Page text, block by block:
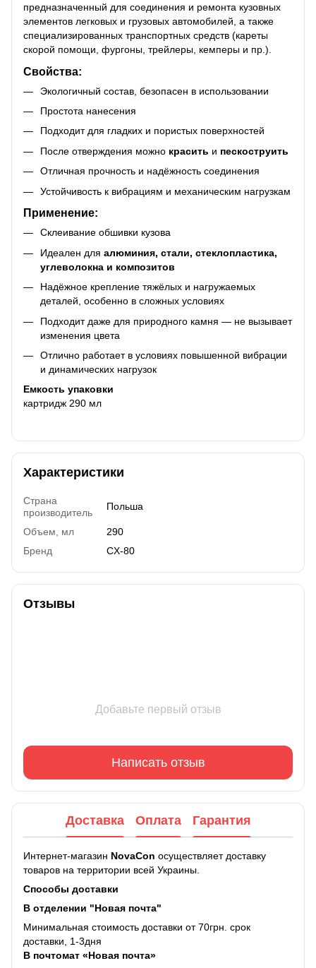
предназначенный для соединения и ремонта кузовных
элементов легковых и грузовых автомобилей, а также
специализированных транспортных средств (кареты
скорой помощи, фургоны, трейлеры, кемперы и пр.).
Свойства:
Экологичный состав, безопасен в использовании
Простота нанесения
Подходит для гладких и пористых поверхностей
После отверждения можно красить и пескоструить
Отличная прочность и надёжность соединения
Устойчивость к вибрациям и механическим нагрузкам
Применение:
Склеивание обшивки кузова
Идеален для алюминия, стали, стеклопластика,
углеволокна и композитов
Надёжное крепление тяжёлых и нагружаемых
деталей, особенно в сложных условиях
Подходит даже для природного камня — не вызывает
изменения цвета
Отлично работает в условиях повышенной вибрации
и динамических нагрузок
Емкость упаковки
картридж 290 мл
Характеристики
Страна
производитель
Польша
Объем, мл
290
Бренд
CX-80
Отзывы
Добавьте первый отзыв
Написать отзыв
Доставка Оплата Гарантия
Интернет-магазин NovaCon осуществляет доставку
товаров на территории всей Украины.
Способы доставки
В отделении "Новая почта"
Минимальная стоимость доставки от 70грн. срок
доставки, 1-3дня
В почтомат «Новая почта»